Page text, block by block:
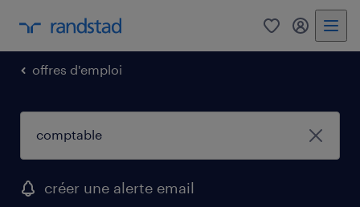
0 mon
offres d'emploi
créer une alerte email